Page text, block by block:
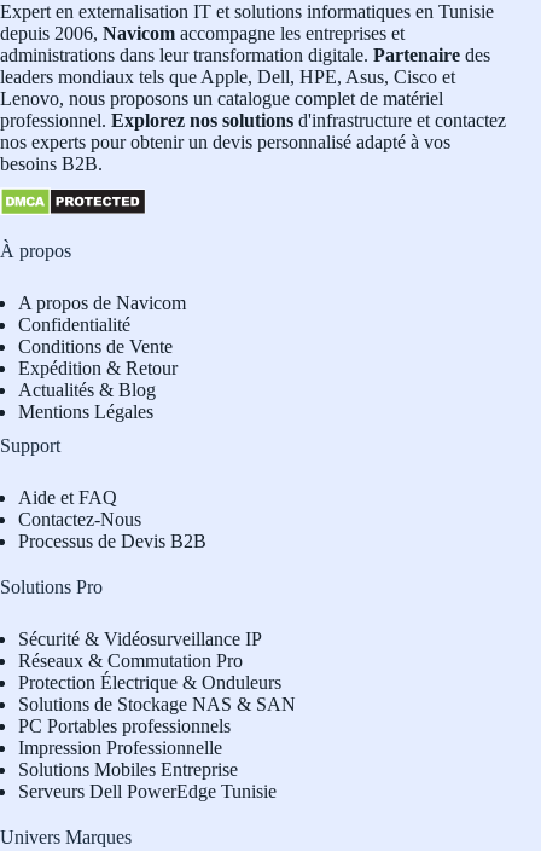
Expert en externalisation IT et solutions informatiques en Tunisie
depuis 2006, Navicom accompagne les entreprises et
administrations dans leur transformation digitale. Partenaire des
leaders mondiaux tels que Apple, Dell, HPE, Asus, Cisco et
Lenovo, nous proposons un catalogue complet de matériel
professionnel. Explorez nos solutions d'infrastructure et contactez
nos experts pour obtenir un devis personnalisé adapté à vos
besoins B2B.
À propos
A propos de Navicom
Confidentialité
Conditions de Vente
Expédition & Retour
Actualités & Blog
Mentions Légales
Support
Aide et FAQ
Contactez-Nous
Processus de Devis B2B
Solutions Pro
Sécurité & Vidéosurveillance IP
Réseaux & Commutation Pro
Protection Électrique & Onduleurs
Solutions de Stockage NAS & SAN
PC Portables professionnels
Impression Professionnelle
Solutions Mobiles Entreprise
Serveurs Dell PowerEdge Tunisie
Univers Marques